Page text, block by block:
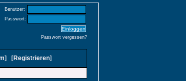
Benutzer:
Passwort:
Passwort vergessen?
] [Registrieren]